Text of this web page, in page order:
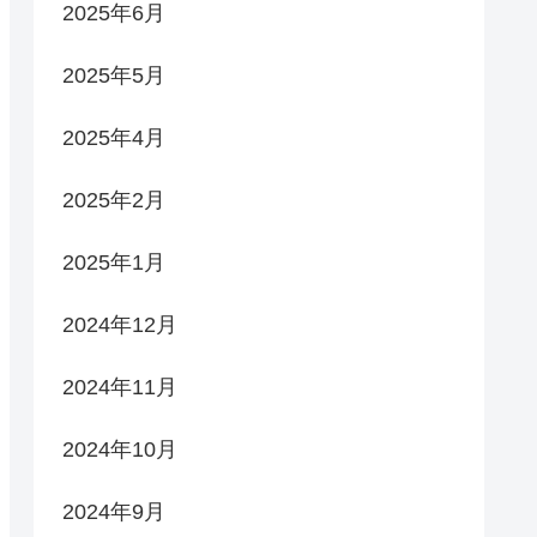
2025年6月
2025年5月
2025年4月
2025年2月
2025年1月
2024年12月
2024年11月
2024年10月
2024年9月